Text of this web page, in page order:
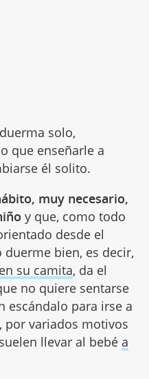
solo,
que enseñarle a
él solito.
muy necesario,
y que, como todo
desde el
bien, es decir,
su camita, da el
no quiere sentarse
escándalo para irse a
por variados motivos
llevar al bebé a